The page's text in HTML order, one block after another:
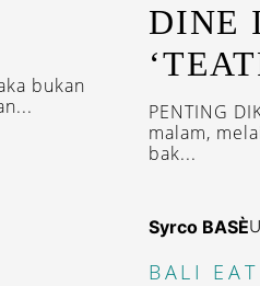
bukan
DINE
PENTING
malam,
bak...
Syrco BASÈ
BALI